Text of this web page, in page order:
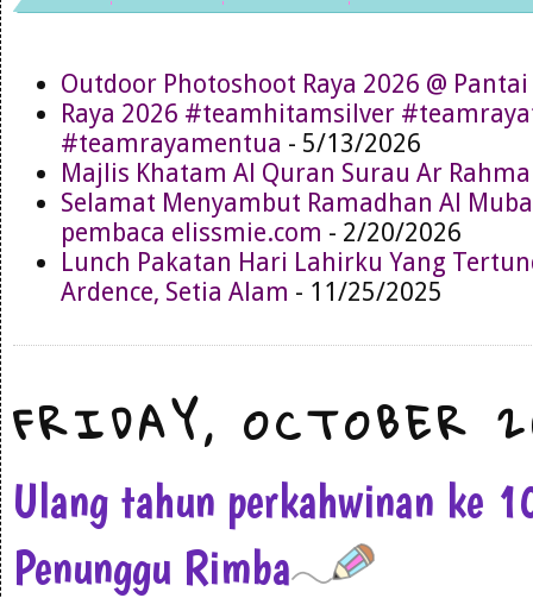
Outdoor Photoshoot Raya 2026 @ Pantai
Raya 2026 #teamhitamsilver
#teamrayamentua - 5/13/2026
Majlis Khatam Al Quran Surau Ar
Selamat Menyambut Ramadhan Al
pembaca elissmie.com - 2/20/2026
Lunch Pakatan Hari Lahirku Yang
Ardence, Setia Alam - 11/25/2025
FRIDAY, OCTOBER
Ulang tahun perkahwinan ke
Penunggu Rimba